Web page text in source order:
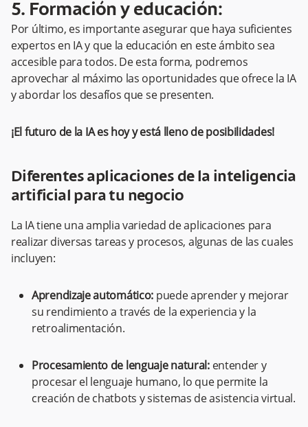
5. Formación y educación:
Por último, es importante asegurar que haya suficientes
expertos en IA y que la educación en este ámbito sea
accesible para todos. De esta forma, podremos
aprovechar al máximo las oportunidades que ofrece la IA
y abordar los desafíos que se presenten.
¡El futuro de la IA es hoy y está lleno de posibilidades!
Diferentes aplicaciones de la inteligencia
artificial para tu negocio
La IA tiene una amplia variedad de aplicaciones para
realizar diversas tareas y procesos, algunas de las cuales
incluyen:
Aprendizaje automático: puede aprender y mejorar
su rendimiento a través de la experiencia y la
retroalimentación.
Procesamiento de lenguaje natural: entender y
procesar el lenguaje humano, lo que permite la
creación de chatbots y sistemas de asistencia virtual.